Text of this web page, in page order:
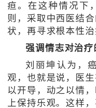
疸。在这种情况下
则，采取中西医结
状，再寻求根本性治
强调情志对治疗
刘丽坤认为，
观，也就是说，医
以开导，动之以情
上保持乐观。这样